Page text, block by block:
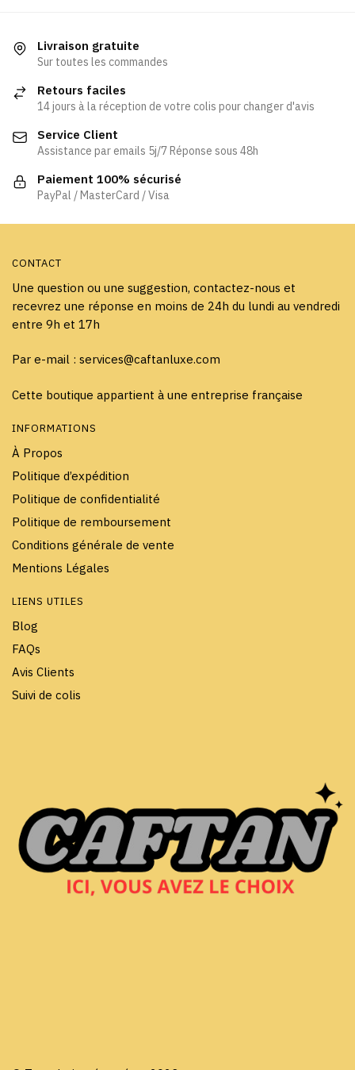
variations.
Les
peuvent
choisies
sur
la
page
être
Livraison gratuite
Sur toutes les commandes
Retours faciles
14 jours à la réception de votre colis pour changer d'avis
Service Client
Assistance par emails 5j/7 Réponse sous 48h
Paiement 100% sécurisé
PayPal / MasterCard / Visa
CONTACT
Une question ou une suggestion, contactez-nous et
recevrez une réponse en moins de 24h du lundi au vendredi
entre 9h et 17h
Par e-mail : services@caftanluxe.com
Cette boutique appartient à une entreprise française
INFORMATIONS
À Propos
Politique d’expédition
Politique de confidentialité
Politique de remboursement
Conditions générale de vente
Mentions Légales
LIENS UTILES
Blog
FAQs
Avis Clients
Suivi de colis